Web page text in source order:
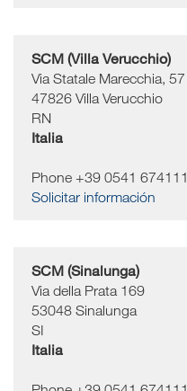
SCM (Villa Verucchio)
Via Statale Marecchia, 57
47826 Villa Verucchio
RN
Italia
Phone +39 0541 674111
Solicitar información
SCM (Sinalunga)
Via della Prata 169
53048 Sinalunga
SI
Italia